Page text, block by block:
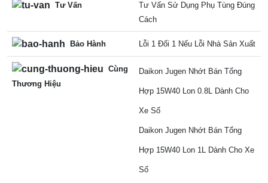
Tư Vấn
Tư Vấn Sử Dụng Phụ Tùng Đúng
Cách
Bảo Hành Lỗi 1 Đổi 1 Nếu Lỗi Nhà Sản Xuất
Cùng
Thương Hiệu
Daikon Jugen Nhớt Bán Tổng
Hợp 15W40 Lon 0.8L Dành Cho
Xe Số
Daikon Jugen Nhớt Bán Tổng
Hợp 15W40 Lon 1L Dành Cho Xe
Số